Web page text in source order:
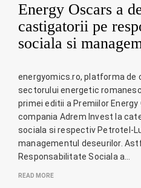
Energy Oscars a
castigatorii pe
sociala si
energyomics.ro, platforma de
sectorului energetic
primei editii a Premiilor
compania Adrem Invest la
sociala si respectiv Petrotel-
managementul deseurilor.
Responsabilitate Sociala a…
READ MORE